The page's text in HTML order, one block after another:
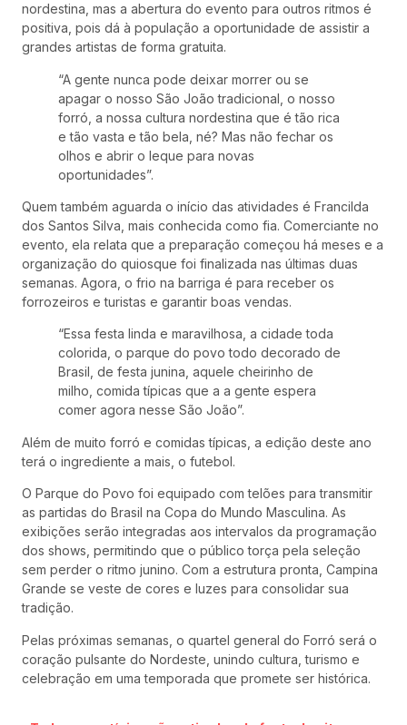
nordestina, mas a abertura do evento para outros ritmos é
positiva, pois dá à população a oportunidade de assistir a
grandes artistas de forma gratuita.
“A gente nunca pode deixar morrer ou se
apagar o nosso São João tradicional, o nosso
forró, a nossa cultura nordestina que é tão rica
e tão vasta e tão bela, né? Mas não fechar os
olhos e abrir o leque para novas
oportunidades”.
Quem também aguarda o início das atividades é Francilda
dos Santos Silva, mais conhecida como fia. Comerciante no
evento, ela relata que a preparação começou há meses e a
organização do quiosque foi finalizada nas últimas duas
semanas. Agora, o frio na barriga é para receber os
forrozeiros e turistas e garantir boas vendas.
“Essa festa linda e maravilhosa, a cidade toda
colorida, o parque do povo todo decorado de
Brasil, de festa junina, aquele cheirinho de
milho, comida típicas que a a gente espera
comer agora nesse São João”.
Além de muito forró e comidas típicas, a edição deste ano
terá o ingrediente a mais, o futebol.
O Parque do Povo foi equipado com telões para transmitir
as partidas do Brasil na Copa do Mundo Masculina. As
exibições serão integradas aos intervalos da programação
dos shows, permitindo que o público torça pela seleção
sem perder o ritmo junino. Com a estrutura pronta, Campina
Grande se veste de cores e luzes para consolidar sua
tradição.
Pelas próximas semanas, o quartel general do Forró será o
coração pulsante do Nordeste, unindo cultura, turismo e
celebração em uma temporada que promete ser histórica.